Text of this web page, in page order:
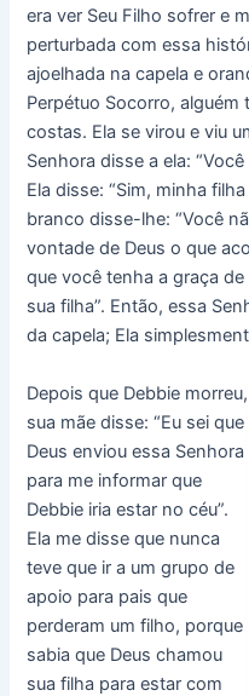
era ver Seu Filho sofrer e
perturbada com essa
ajoelhada na capela e
Perpétuo Socorro, alguém
costas. Ela se virou e viu
Senhora disse a ela:
Ela disse: “Sim, minha
branco disse-lhe: “Você
vontade de Deus o que
que você tenha a graça
sua filha”. Então, essa
da capela; Ela
Depois que Debbie morreu,
sua mãe disse: “Eu sei que
Deus enviou essa Senhora
para me informar que
Debbie iria estar no céu”.
Ela me disse que nunca
teve que ir a um grupo de
apoio para pais que
perderam um filho, porque
sabia que Deus chamou
sua filha para estar com